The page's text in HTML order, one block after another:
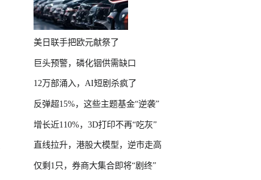
美日联手把欧元献祭了
巨头预警，磷化铟供需缺口
12万部涌入，AI短剧杀疯了
反弹超15%，这些主题基金“逆袭”
增长近110%，3D打印不再“吃灰”
直线拉升，港股大模型，逆市走高
仅剩1只，券商大集合即将“剧终”